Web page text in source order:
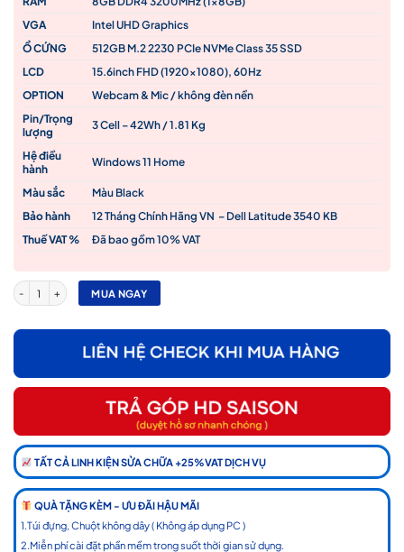
VGA
Intel UHD Graphics
Ổ CỨNG
512GB M.2 2230 PCIe NVMe Class 35 SSD
LCD
15.6inch FHD (1920×1080), 60Hz
OPTION
Webcam & Mic / không đèn nền
Pin/Trọng
lượng
3 Cell – 42Wh / 1.81 Kg
Hệ điều
hành
Windows 11 Home
Màu sắc
Màu Black
Bảo hành
12 Tháng Chính Hãng VN – Dell Latitude 3540 KB
Thuế VAT %
Đã bao gồm 10% VAT
Dell Latitude 3540 i5-1235U/ 8GB RAM/ 512GB SSD/ 15.6″ FHD/ Win 11 Home / Black –
MUA NGAY
TẤT CẢ LINH KIỆN SỬA CHỮA +25%VAT DỊCH VỤ
QUÀ TẶNG KÈM - ƯU ĐÃI HẬU MÃI
1.Túi đựng, Chuột không dây ( Không áp dụng PC )
2.Miễn phí cài đặt phần mềm trong suốt thời gian sử dụng.